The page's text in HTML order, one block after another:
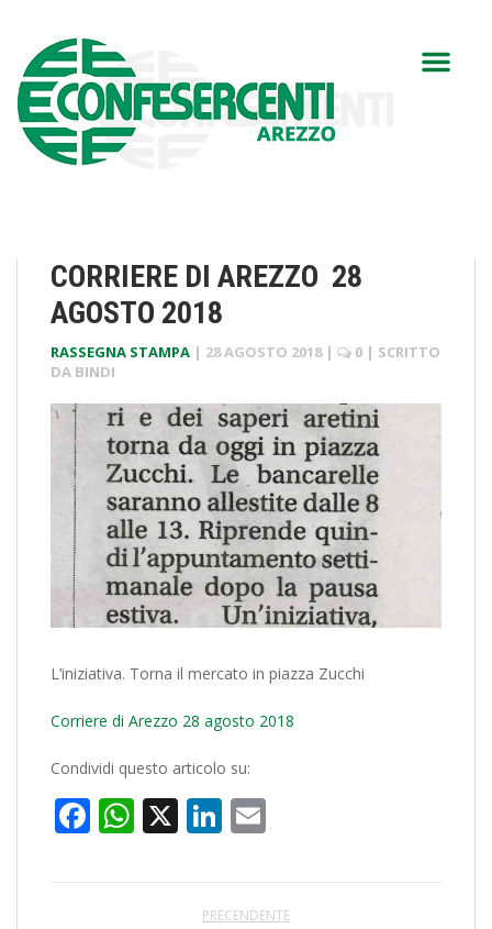
CORRIERE DI AREZZO 28
AGOSTO 2018
RASSEGNA STAMPA | 28 AGOSTO 2018 | 0 | SCRITTO
DA BINDI
L’iniziativa. Torna il mercato in piazza Zucchi
Corriere di Arezzo 28 agosto 2018
Condividi questo articolo su:
Facebook
WhatsApp
X LinkedIn
PRECENDENTE